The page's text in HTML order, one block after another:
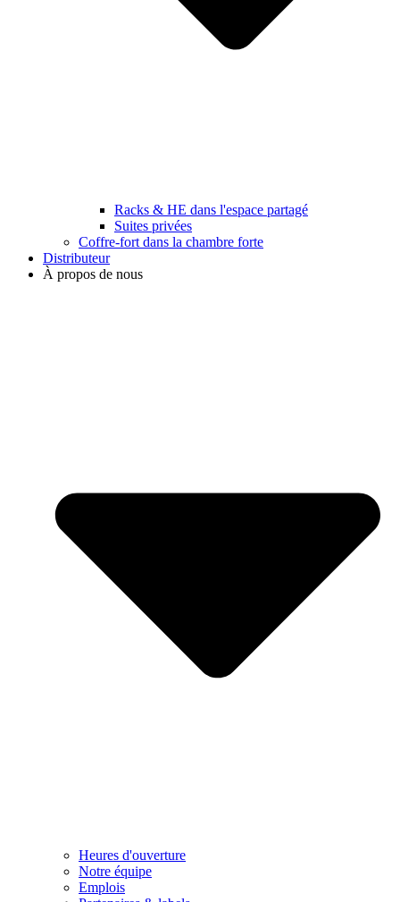
Racks & HE dans l'espace partagé
Suites privées
Coffre-fort dans la chambre forte
Distributeur
À propos de nous
Heures d'ouverture
Notre équipe
Emplois